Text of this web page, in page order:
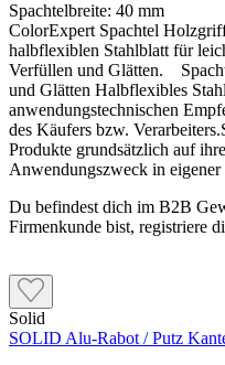
Spachtelbreite: 40 mm
ColorExpert Spachtel
halbflexiblen Stahlblatt für
Verfüllen und Glätten.
und Glätten Halbflexibles
anwendungstechnischen
des Käufers bzw.
Produkte grundsätzlich auf
Anwendungszweck in
Du befindest dich im B2B
Firmenkunde bist, registriere
Solid
SOLID Alu-Rabot / Putz